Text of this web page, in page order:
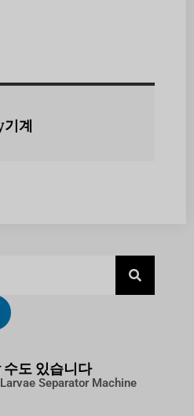
계
수도 있습니다
Separator Machine